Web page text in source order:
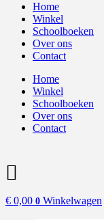
Home
Winkel
Schoolboeken
Over ons
Contact
Home
Winkel
Schoolboeken
Over ons
Contact
€ 0,00 0 Winkelwagen